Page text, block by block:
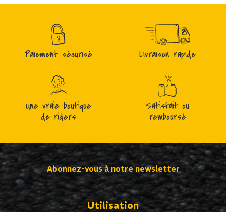
Paiement sécurisé Livraison rapide
Une vraie boutique
de riders
Satisfait ou
remboursé
Abonnez-vous à notre newsletter
Utilisation